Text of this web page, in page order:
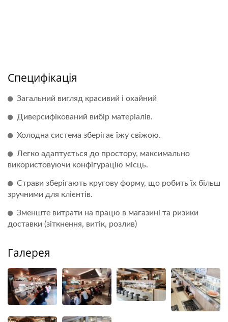
Специфікація
Загальний вигляд красивий і охайний
Диверсифікований вибір матеріалів.
Холодна система зберігає їжу свіжою.
Легко адаптується до простору, максимально
використовуючи конфігурацію місць.
Страви зберігають кругову форму, що робить їх більш
зручними для клієнтів.
Зменште витрати на працю в магазині та ризики
доставки (зіткнення, витік, розлив)
Галерея